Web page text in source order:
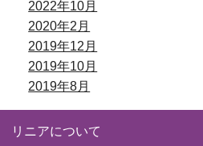
2022年10月
2020年2月
2019年12月
2019年10月
2019年8月
リニアについて